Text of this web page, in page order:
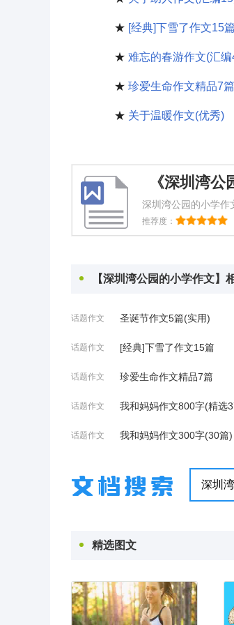
★ [经典]下雪了作文15篇
★ 难忘的春游作文(汇
★ 珍爱生命作文精品7篇
★ 关于温暖作文(优秀)
《深圳湾公
深圳湾公园的小学
带全长达13公里之长
推荐度：
【深圳湾公园的小学作文】
话题作文 圣诞节作文5篇(实用)
话题作文 [经典]下雪了作文15篇
话题作文 珍爱生命作文精品7篇
话题作文 我和妈妈作文800字(精选
话题作文 我和妈妈作文300字(30篇)
精选图文